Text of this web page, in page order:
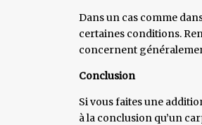
Dans un cas comme
certaines conditions.
concernent
Conclusion
Si vous faites une
à la conclusion qu’un